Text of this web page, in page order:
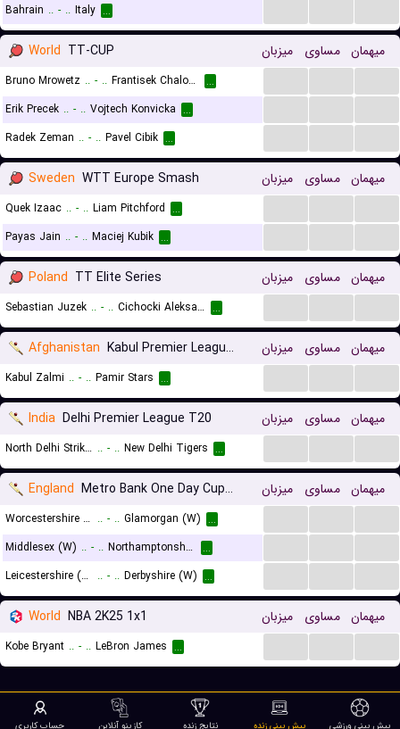
Bahrain .. - .. Italy ...
World TT-CUP میزبان مساوی میهمان
Bruno Mrowetz .. - .. Frantisek Chaloupka ...
Erik Precek .. - .. Vojtech Konvicka ...
Radek Zeman .. - .. Pavel Cibik ...
Sweden WTT Europe Smash میزبان مساوی میهمان
Quek Izaac .. - .. Liam Pitchford ...
Payas Jain .. - .. Maciej Kubik ...
Poland TT Elite Series میزبان مساوی میهمان
Sebastian Juzek .. - .. Cichocki Aleksander ...
Afghanistan Kabul Premier League T20 میزبان مساوی میهمان
Kabul Zalmi .. - .. Pamir Stars ...
India Delhi Premier League T20 میزبان مساوی میهمان
North Delhi Strikers .. - .. New Delhi Tigers ...
England Metro Bank One Day Cup Div 2 Women میزبان مساوی میهمان
Worcestershire (W) .. - .. Glamorgan (W) ...
Middlesex (W) .. - .. Northamptonshire Steelbacks (W) ...
Leicestershire (W)
.. - .. Derbyshire (W) ...
World NBA 2K25 1x1 میزبان مساوی میهمان
Kobe Bryant .. - .. LeBron James ...
پیش بینی ورزشی پیش بینی زنده نتایج زنده کازینو آنلاین حساب کاربری